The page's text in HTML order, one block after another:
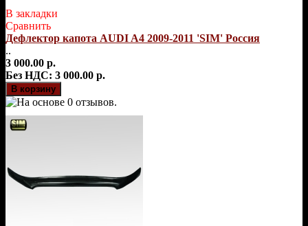
В закладки
Сравнить
Дефлектор капота AUDI A4 2009-2011 'SIM' Россия
..
3 000.00 р.
Без НДС: 3 000.00 р.